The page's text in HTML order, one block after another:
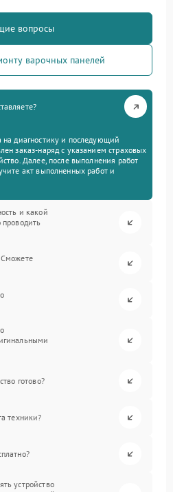
вопросы
варочных панелей
на диагностику и последующий
заказ-наряд с указанием страховых
Далее, после выполнения работ
акт выполненных работ и
и какой
готово?
техники?
устройство